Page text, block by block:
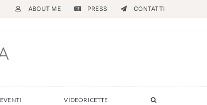
ABOUT ME PRESS CONTATTI
EVENTI VIDEORICETTE